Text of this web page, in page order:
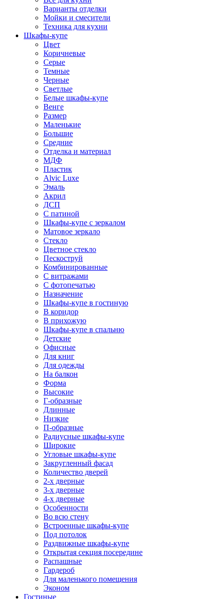
Варианты отделки
Мойки и смесители
Техника для кухни
Шкафы-купе
Цвет
Коричневые
Серые
Темные
Черные
Светлые
Белые шкафы-купе
Венге
Размер
Маленькие
Большие
Средние
Отделка и материал
МДФ
Пластик
Alvic Luxe
Эмаль
Акрил
ДСП
С патиной
Шкафы-купе с зеркалом
Матовое зеркало
Стекло
Цветное стекло
Пескоструй
Комбинированные
С витражами
С фотопечатью
Назначение
Шкафы-купе в гостиную
В коридор
В прихожую
Шкафы-купе в спальню
Детские
Офисные
Для книг
Для одежды
На балкон
Форма
Высокие
Г-образные
Длинные
Низкие
П-образные
Радиусные шкафы-купе
Широкие
Угловые шкафы-купе
Закругленный фасад
Количество дверей
2-х дверные
3-х дверные
4-х дверные
Особенности
Во всю стену
Встроенные шкафы-купе
Под потолок
Раздвижные шкафы-купе
Открытая секция посередине
Распашные
Гардероб
Для маленького помещения
Эконом
Гостиные